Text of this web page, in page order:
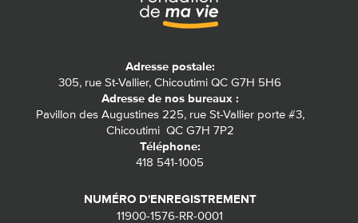
Adresse postale:
305, rue St-Vallier, Chicoutimi QC G7H 5H6
Adresse de nos bureaux :
Pavillon des Augustines 225, rue St-Vallier porte #3,
Chicoutimi QC G7H 7P2
Téléphone:
418 541-1005
NUMÉRO D'ENREGISTREMENT
11900-1576-RR-0001